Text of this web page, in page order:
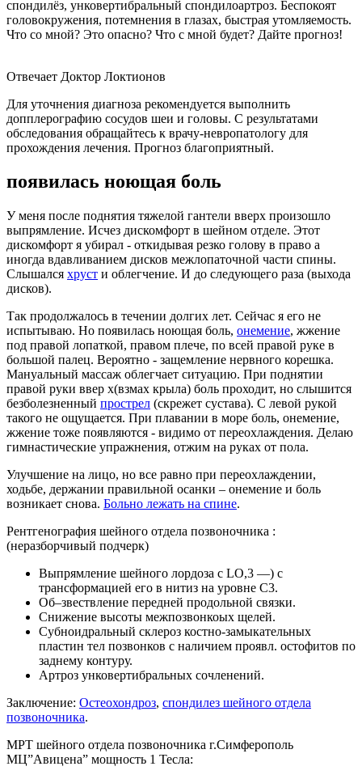
спондилёз, унковертибральный спондилоартроз. Беспокоят
головокружения, потемнения в глазах, быстрая утомляемость.
Что со мной? Это опасно? Что с мной будет? Дайте прогноз!
Отвечает Доктор Локтионов
Для уточнения диагноза рекомендуется выполнить
допплерографию сосудов шеи и головы. С результатами
обследования обращайтесь к врачу-невропатологу для
прохождения лечения. Прогноз благоприятный.
появилась ноющая боль
У меня после поднятия тяжелой гантели вверх произошло
выпрямление. Исчез дискомфорт в шейном отделе. Этот
дискомфорт я убирал - откидывая резко голову в право а
иногда вдавливанием дисков межлопаточной части спины.
Слышался хруст и облегчение. И до следующего раза (выхода
дисков).
Так продолжалось в течении долгих лет. Сейчас я его не
испытываю. Но появилась ноющая боль, онемение, жжение
под правой лопаткой, правом плече, по всей правой руке в
большой палец. Вероятно - защемление нервного корешка.
Мануальный массаж облегчает ситуацию. При поднятии
правой руки ввер х(взмах крыла) боль проходит, но слышится
безболезненный прострел (скрежет сустава). С левой рукой
такого не ощущается. При плавании в море боль, онемение,
жжение тоже появляются - видимо от переохлаждения. Делаю
гимнастические упражнения, отжим на руках от пола.
Улучшение на лицо, но все равно при переохлаждении,
ходьбе, держании правильной осанки – онемение и боль
возникает снова. Больно лежать на спине.
Рентгенография шейного отдела позвоночника :
(неразборчивый подчерк)
Выпрямление шейного лордоза с LO,3 —) с
трансформацией его в нитиз на уровне С3.
Об–звествление передней продольной связки.
Снижение высоты межпозвонкоых щелей.
Субноидральный склероз костно-замыкательных
пластин тел позвонков с наличием проявл. остофитов по
заднему контуру.
Артроз унковертибральных сочленений.
Заключение: Остеохондроз, спондилез шейного отдела
позвоночника.
МРТ шейного отдела позвоночника г.Симферополь
МЦ”Авицена” мощность 1 Тесла: